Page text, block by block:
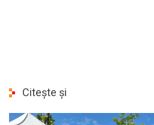
Citește și